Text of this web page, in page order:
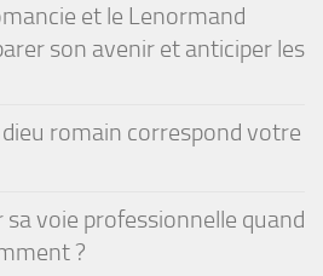
et le Lenormand
son avenir et anticiper les
romain correspond votre
voie professionnelle quand
?